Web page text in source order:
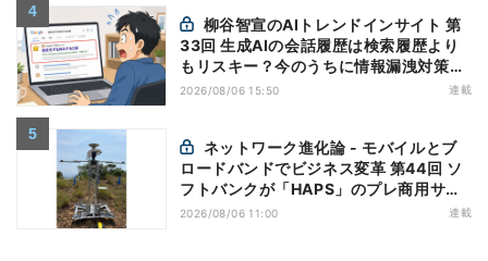
33回 生成AIの会話履歴は検索履歴より
もリスキー？今のうちに情報漏洩対策を
万全にしておこう
2026/08/06 15:50 連載
ロードバンドでビジネス変革 第44回 ソ
フトバンクが「HAPS」のプレ商用サー
ビス開始を表明、本格的な商用展開のめ
2026/08/06 11:00 連載